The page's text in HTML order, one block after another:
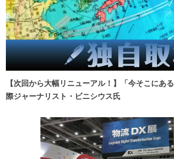
【次回から大幅リニューアル！】「今そこに
際ジャーナリスト・ビニシウス氏